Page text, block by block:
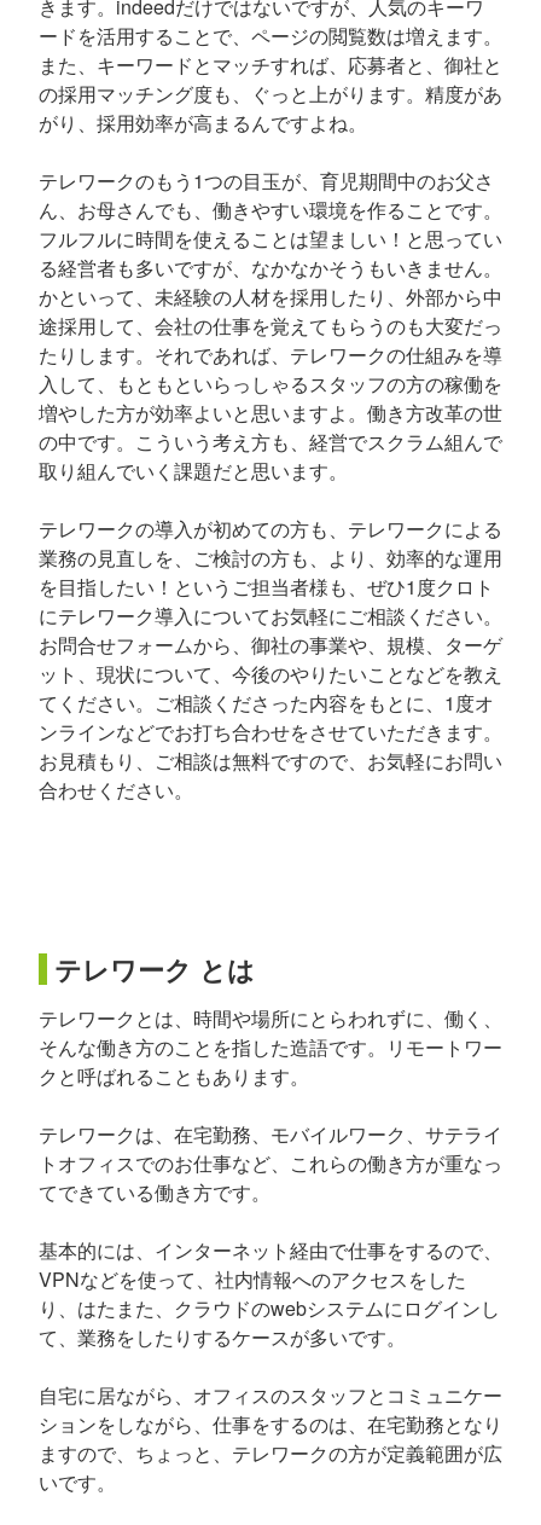
きます。indeedだけではないですが、人気のキーワ
ードを活用することで、ページの閲覧数は増えます。
また、キーワードとマッチすれば、応募者と、御社と
の採用マッチング度も、ぐっと上がります。精度があ
がり、採用効率が高まるんですよね。
テレワークのもう1つの目玉が、育児期間中のお父さ
ん、お母さんでも、働きやすい環境を作ることです。
フルフルに時間を使えることは望ましい！と思ってい
る経営者も多いですが、なかなかそうもいきません。
かといって、未経験の人材を採用したり、外部から中
途採用して、会社の仕事を覚えてもらうのも大変だっ
たりします。それであれば、テレワークの仕組みを導
入して、もともといらっしゃるスタッフの方の稼働を
増やした方が効率よいと思いますよ。働き方改革の世
の中です。こういう考え方も、経営でスクラム組んで
取り組んでいく課題だと思います。
テレワークの導入が初めての方も、テレワークによる
業務の見直しを、ご検討の方も、より、効率的な運用
を目指したい！というご担当者様も、ぜひ1度クロト
にテレワーク導入についてお気軽にご相談ください。
お問合せフォームから、御社の事業や、規模、ターゲ
ット、現状について、今後のやりたいことなどを教え
てください。ご相談くださった内容をもとに、1度オ
ンラインなどでお打ち合わせをさせていただきます。
お見積もり、ご相談は無料ですので、お気軽にお問い
合わせください。
テレワーク とは
テレワークとは、時間や場所にとらわれずに、働く、
そんな働き方のことを指した造語です。リモートワー
クと呼ばれることもあります。
テレワークは、在宅勤務、モバイルワーク、サテライ
トオフィスでのお仕事など、これらの働き方が重なっ
てできている働き方です。
基本的には、インターネット経由で仕事をするので、
VPNなどを使って、社内情報へのアクセスをした
り、はたまた、クラウドのwebシステムにログインし
て、業務をしたりするケースが多いです。
自宅に居ながら、オフィスのスタッフとコミュニケー
ションをしながら、仕事をするのは、在宅勤務となり
ますので、ちょっと、テレワークの方が定義範囲が広
いです。